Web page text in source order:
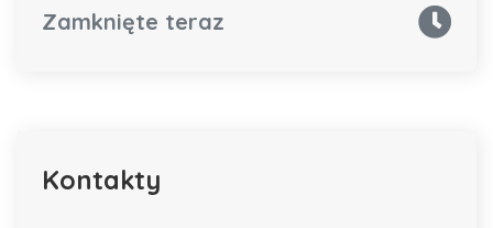
Zamknięte teraz
Kontakty